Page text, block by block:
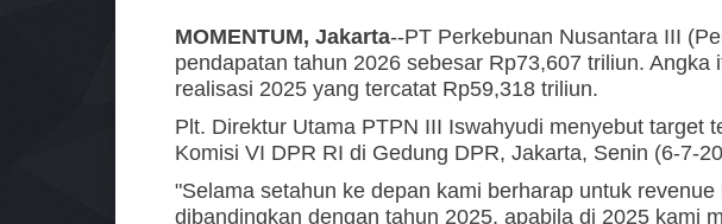
MOMENTUM, Jakarta--PT Perkebunan Nusantara III
pendapatan tahun 2026 sebesar Rp73,607 triliun. Angka
realisasi 2025 yang tercatat Rp59,318 triliun.
Plt. Direktur Utama PTPN III Iswahyudi menyebut target
Komisi VI DPR RI di Gedung DPR, Jakarta, Senin (6-7-
"Selama setahun ke depan kami berharap untuk
dibandingkan dengan tahun 2025, apabila di 2025 kami